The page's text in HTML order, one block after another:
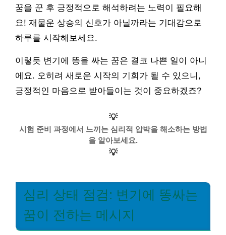
꿈을 꾼 후 긍정적으로 해석하려는 노력이 필요해
요! 재물운 상승의 신호가 아닐까라는 기대감으로
하루를 시작해보세요.
이렇듯 변기에 똥을 싸는 꿈은 결코 나쁜 일이 아니
에요. 오히려 새로운 시작의 기회가 될 수 있으니,
긍정적인 마음으로 받아들이는 것이 중요하겠죠?
💡
시험 준비 과정에서 느끼는 심리적 압박을 해소하는 방법
을 알아보세요.
💡
심리 상태 점검: 변기에 똥싸는
꿈이 전하는 메시지